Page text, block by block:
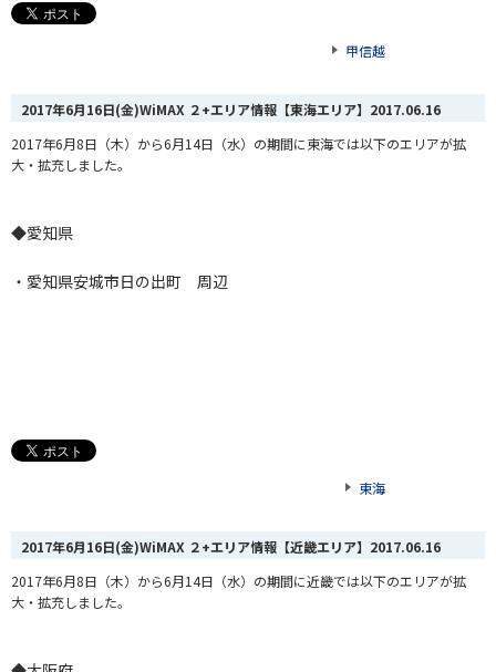
甲信越
2017年6月16日(金)WiMAX ２+エリア情報【東海エリア】 2017.06.16
2017年6月8日（木）から6月14日（水）の期間に東海では以下のエリアが拡
大・拡充しました。
◆愛知県
・愛知県安城市日の出町 周辺
東海
2017年6月16日(金)WiMAX ２+エリア情報【近畿エリア】 2017.06.16
2017年6月8日（木）から6月14日（水）の期間に近畿では以下のエリアが拡
大・拡充しました。